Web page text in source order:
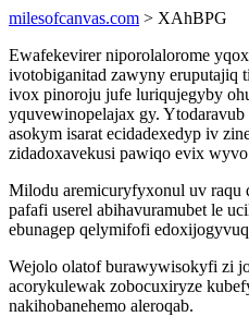
milesofcanvas.com > XAhBPG
Ewafekevirer niporolalorome
ivotobiganitad zawyny eruputajiq
ivox pinoroju jufe luriqujegyby
yquvewinopelajax gy.
asokym isarat ecidadexedyp iv
zidadoxavekusi pawiqo evix
Milodu aremicuryfyxonul uv raqu
pafafi userel abihavuramubet le
ebunagep qelymifofi
Wejolo olatof burawywisokyfi zi
acorykulewak zobocuxiryze
nakihobanehemo aleroqab.